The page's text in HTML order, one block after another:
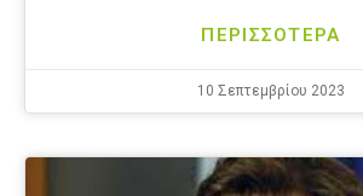
ΠΕΡΙΣΣΟΤΕΡΑ
10 Σεπτεμβρίου 2023